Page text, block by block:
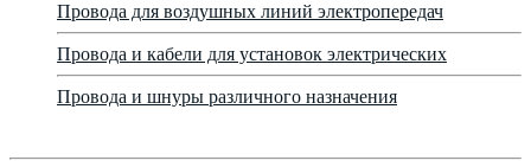
Провода для воздушных линий электропередач
Провода и кабели для установок электрических
Провода и шнуры различного назначения